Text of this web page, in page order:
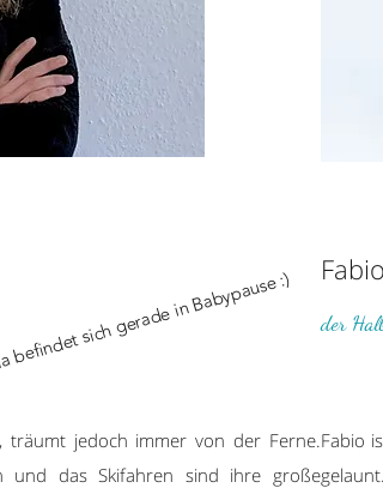
träumt jedoch immer von der Ferne.
und das Skifahren sind ihre große
befindet sich gerade in Babypause :) der
Fabio